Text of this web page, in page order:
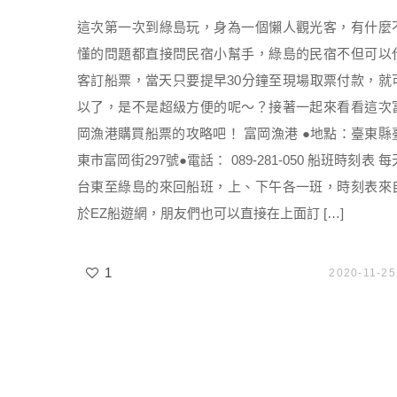
這次第一次到綠島玩，身為一個懶人觀光客，有什麼
懂的問題都直接問民宿小幫手，綠島的民宿不但可以
客訂船票，當天只要提早30分鐘至現場取票付款，就
以了，是不是超級方便的呢～？接著一起來看看這次
岡漁港購買船票的攻略吧！ 富岡漁港 ●地點：臺東縣
東市富岡街297號●電話： 089-281-050 船班時刻表 每
台東至綠島的來回船班，上、下午各一班，時刻表來
於EZ船遊網，朋友們也可以直接在上面訂 […]
1 2020-11-25